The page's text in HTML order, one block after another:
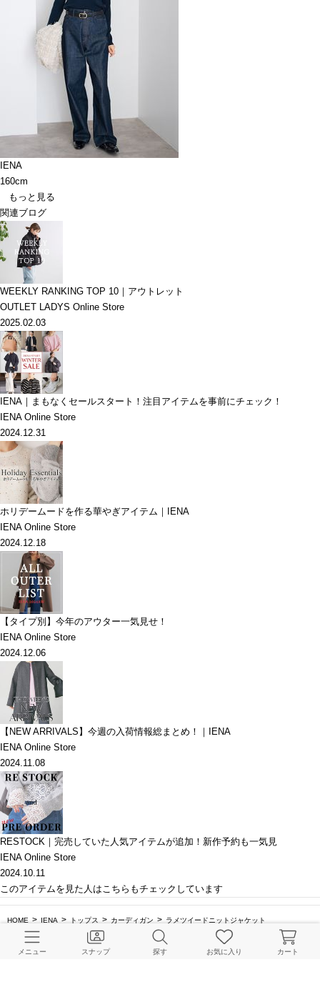
IENA
160cm
もっと見る
関連ブログ
WEEKLY RANKING TOP 10｜アウトレット
OUTLET LADYS Online Store
2025.02.03
IENA｜まもなくセールスタート！注目アイテムを事前にチェック！
IENA Online Store
2024.12.31
ホリデームードを作る華やぎアイテム｜IENA
IENA Online Store
2024.12.18
【タイプ別】今年のアウター一気見せ！
IENA Online Store
2024.12.06
【NEW ARRIVALS】今週の入荷情報総まとめ！｜IENA
IENA Online Store
2024.11.08
RESTOCK｜完売していた人気アイテムが追加！新作予約も一気見
IENA Online Store
2024.10.11
このアイテムを見た人はこちらもチェックしています
HOME IENA トップス カーディガン ラメツイードニットジャケット
メニュー スナップ 探す お気に入り カート